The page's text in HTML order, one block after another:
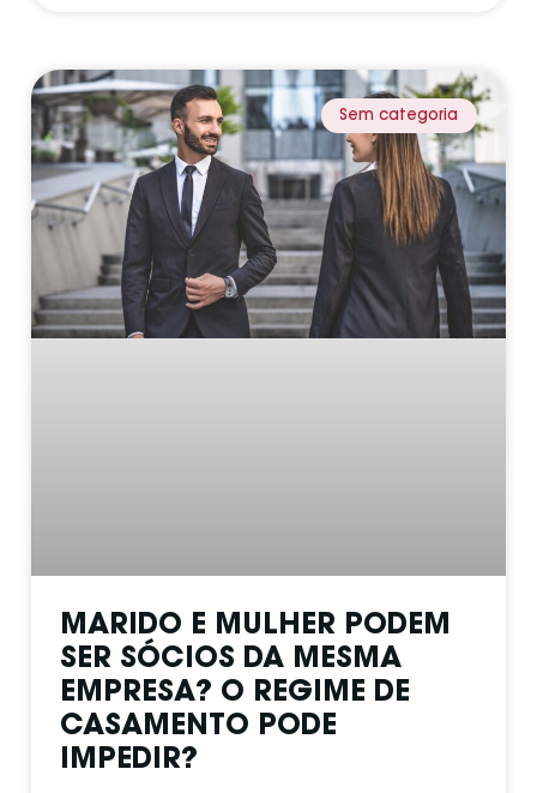
Sem categoria
MARIDO E MULHER PODEM
SER SÓCIOS DA MESMA
EMPRESA? O REGIME DE
CASAMENTO PODE
IMPEDIR?